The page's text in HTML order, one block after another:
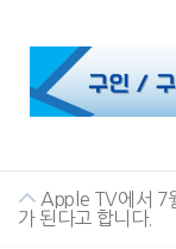
Apple TV에서 7
가 된다고 합니다.